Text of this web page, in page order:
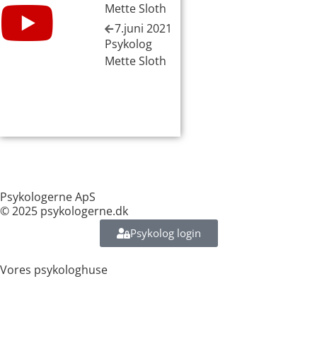
Mette Sloth
7.juni 2021
Psykolog
Mette Sloth
Psykologerne ApS
© 2025 psykologerne.dk
Psykolog login
Vores psykologhuse